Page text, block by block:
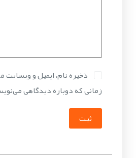
ذخیره نام، ایمیل و وبسایت
زمانی که دوباره دیدگاهی
ثبت